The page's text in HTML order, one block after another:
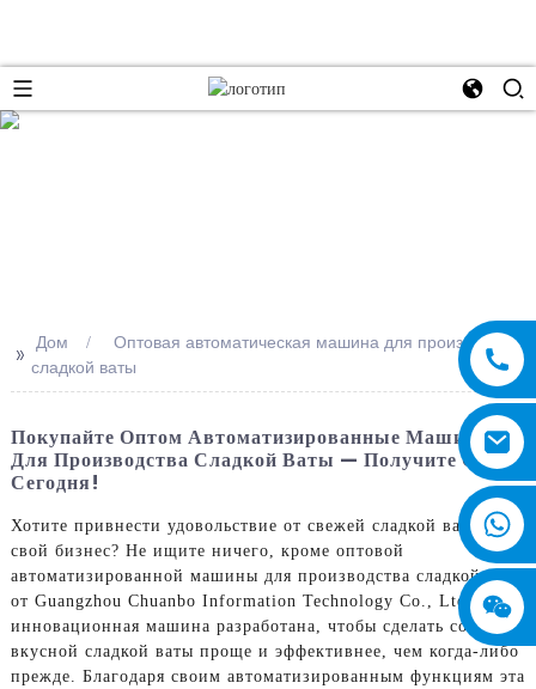
>> Дом
Оптовая автоматическая машина для производства
сладкой ваты
Покупайте Оптом Автоматизированные Машины
Для Производства Сладкой Ваты — Получите Свое
Сегодня!
Хотите привнести удовольствие от свежей сладкой ваты в
свой бизнес? Не ищите ничего, кроме оптовой
автоматизированной машины для производства сладкой ваты
от Guangzhou Chuanbo Information Technology Co., Ltd. Эта
инновационная машина разработана, чтобы сделать создание
вкусной сладкой ваты проще и эффективнее, чем когда-либо
прежде. Благодаря своим автоматизированным функциям эта